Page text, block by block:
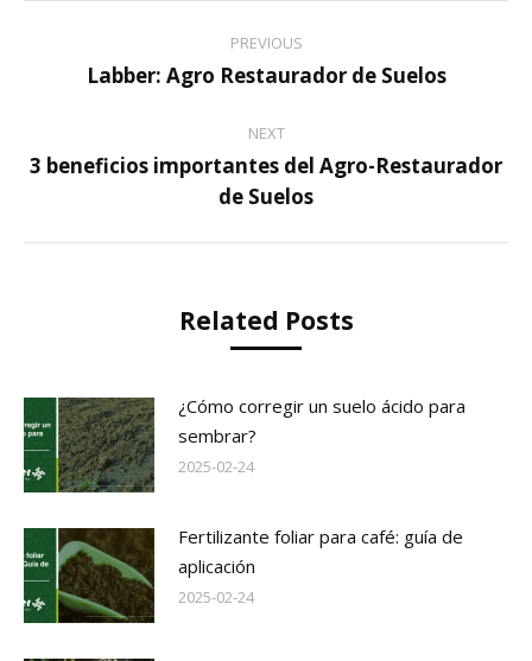
navigation
PREVIOUS
Previous
Labber: Agro Restaurador de Suelos
NEXT
Next
post:
3 beneficios importantes del Agro-Restaurador
de Suelos
Related Posts
¿Cómo corregir un suelo ácido para
sembrar?
2025-02-24
Fertilizante foliar para café: guía de
aplicación
2025-02-24